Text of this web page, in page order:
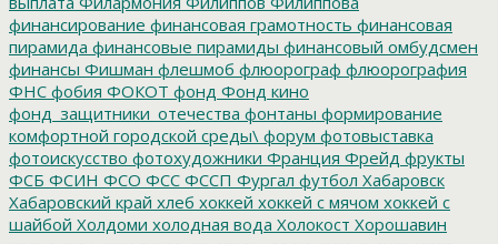
финансирование финансовая грамотность финансовая
пирамида финансовые пирамиды финансовый омбудсмен
финансы Фишман флешмоб флюорограф флюорография
ФНС фобия ФОКОТ фонд Фонд кино
фонд_защитники_отечества фонтаны формирование
комфортной городской среды\ форум фотовыставка
фотоискусство фотохудожники Франция Фрейд фрукты
ФСБ ФСИН ФСО ФСС ФССП Фургал футбол Хабаровск
Хабаровский край хлеб хоккей хоккей с мячом хоккей с
шайбой Холдоми холодная вода Холокост Хорошавин